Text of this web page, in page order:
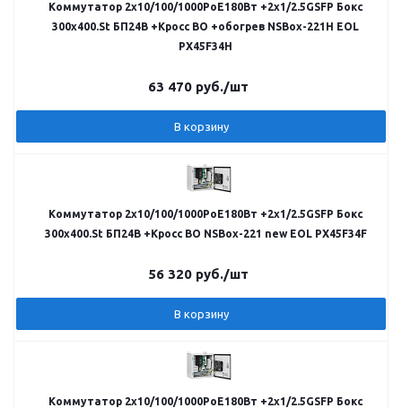
Коммутатор 2х10/100/1000PoE180Вт +2х1/2.5GSFP Бокс
300x400.St БП24В +Кросс ВО +обогрев NSBox-221H EOL
PX45F34H
63 470руб./шт
В корзину
Коммутатор 2х10/100/1000PoE180Вт +2х1/2.5GSFP Бокс
300x400.St БП24В +Кросс ВО NSBox-221 new EOL PX45F34F
56 320руб./шт
В корзину
Коммутатор 2х10/100/1000PoE180Вт +2х1/2.5GSFP Бокс